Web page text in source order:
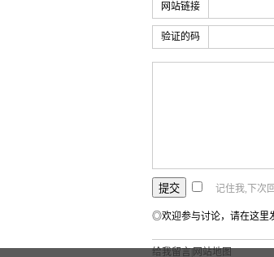
网站链接
验证的码
记住我,下次
◎欢迎参与讨论，请在这里
给我留言 网站地图